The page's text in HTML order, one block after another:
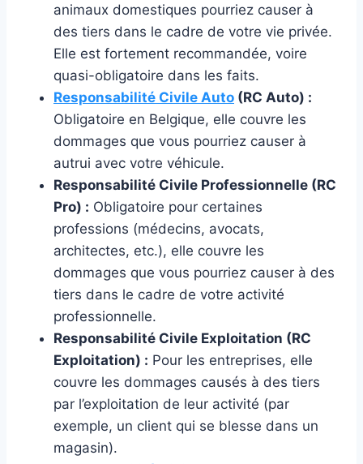
animaux domestiques pourriez causer à
des tiers dans le cadre de votre vie privée.
Elle est fortement recommandée, voire
quasi-obligatoire dans les faits.
Responsabilité Civile Auto (RC Auto) :
Obligatoire en Belgique, elle couvre les
dommages que vous pourriez causer à
autrui avec votre véhicule.
Responsabilité Civile Professionnelle (RC
Pro) : Obligatoire pour certaines
professions (médecins, avocats,
architectes, etc.), elle couvre les
dommages que vous pourriez causer à des
tiers dans le cadre de votre activité
professionnelle.
Responsabilité Civile Exploitation (RC
Exploitation) : Pour les entreprises, elle
couvre les dommages causés à des tiers
par l’exploitation de leur activité (par
exemple, un client qui se blesse dans un
magasin).